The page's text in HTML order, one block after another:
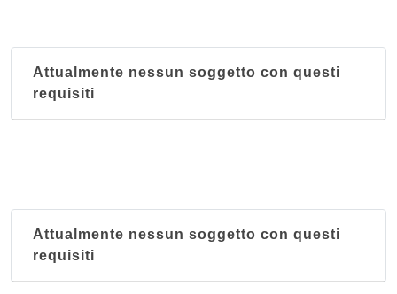
Antica Osteria del Previ
Antica Trattoria Goi
via Togliatti 2, San Martino Sicomario
Attualmente nessun soggetto con questi
requisiti
Attualmente nessun soggetto con questi
requisiti